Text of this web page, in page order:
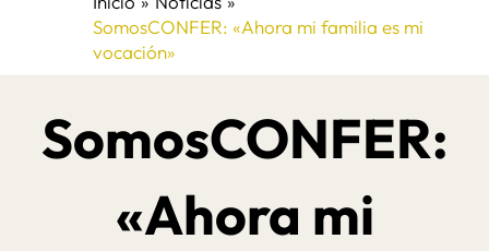
SomosCONFER: «Ahora mi familia es mi
vocación»
SomosCONFER:
«Ahora mi